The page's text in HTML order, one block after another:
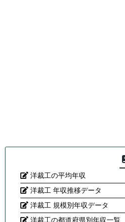
洋裁工の平均年収
洋裁工 年収推移データ
洋裁工 規模別年収データ
洋裁工の都道府県別年収一覧